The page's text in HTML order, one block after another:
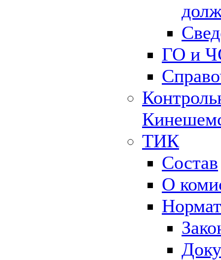
ГО и
ТИК
Состав
О